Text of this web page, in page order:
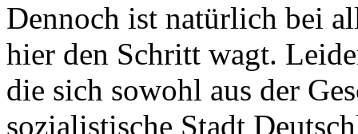
Dennoch ist natürlich bei
hier den Schritt wagt.
die sich sowohl aus der
sozialistische Stadt